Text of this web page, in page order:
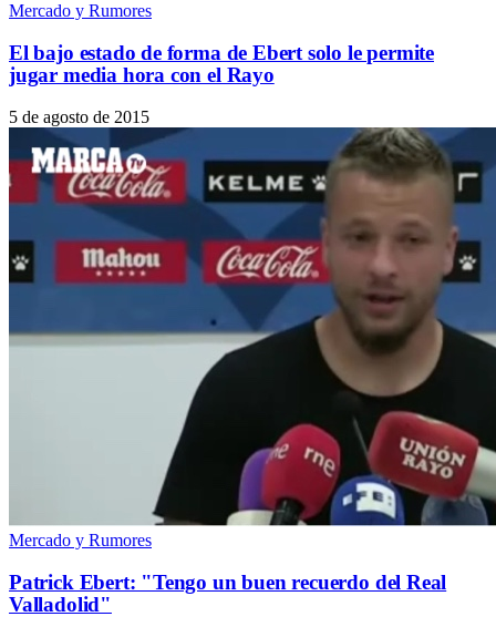
Mercado y Rumores
El bajo estado de forma de Ebert solo le permite
jugar media hora con el Rayo
5 de agosto de 2015
Mercado y Rumores
Patrick Ebert: "Tengo un buen recuerdo del Real
Valladolid"